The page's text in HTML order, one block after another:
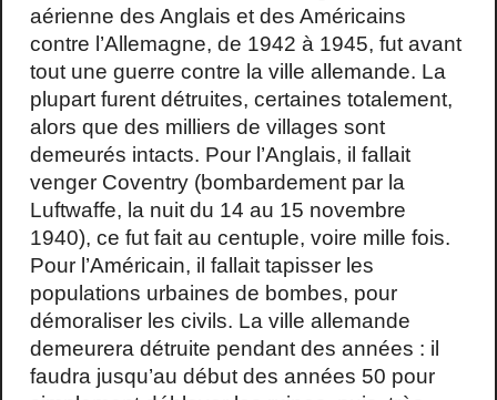
aérienne des Anglais et des Américains
contre l’Allemagne, de 1942 à 1945, fut avant
tout une guerre contre la ville allemande. La
plupart furent détruites, certaines totalement,
alors que des milliers de villages sont
demeurés intacts. Pour l’Anglais, il fallait
venger Coventry (bombardement par la
Luftwaffe, la nuit du 14 au 15 novembre
1940), ce fut fait au centuple, voire mille fois.
Pour l’Américain, il fallait tapisser les
populations urbaines de bombes, pour
démoraliser les civils. La ville allemande
demeurera détruite pendant des années : il
faudra jusqu’au début des années 50 pour